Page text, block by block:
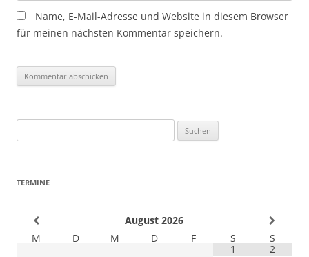
Name, E-Mail-Adresse und Website in diesem Browser
für meinen nächsten Kommentar speichern.
nach:
TERMINE
August 2026
M
D M D F S
S
1
2